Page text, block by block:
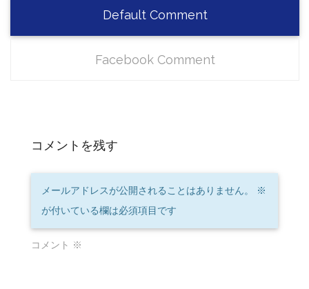
Default Comment
Facebook Comment
コメントを残す
メールアドレスが公開されることはありません。
※
が付いている欄は必須項目です
コメント ※